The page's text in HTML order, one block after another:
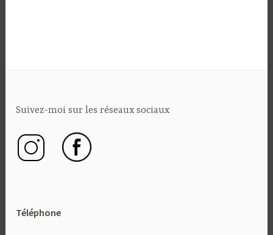
Suivez-moi sur les réseaux sociaux
Téléphone